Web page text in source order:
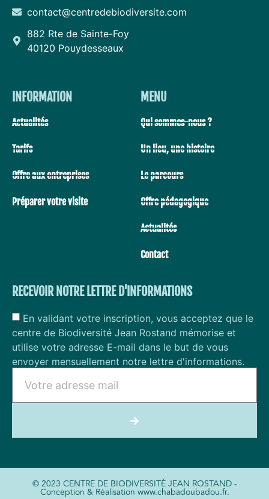
contact@centredebiodiversite.com
882 Rte de Sainte-Foy
40120 Pouydesseaux
INFORMATION
Actualités
Tarifs
Offre aux entreprises
Préparer votre visite
MENU
Qui sommes-nous ?
Un lieu, une histoire
Le parcours
Offre pédagogique
Actualités
Contact
RECEVOIR NOTRE LETTRE D'INFORMATIONS
En validant votre inscription, vous acceptez que le
centre de Biodiversité Jean Rostand mémorise et
utilise votre adresse E-mail dans le but de vous
envoyer mensuellement notre lettre d'informations.
© 2023 CENTRE DE BIODIVERSITÉ JEAN ROSTAND -
Conception & Réalisation www.chabadoubadou.fr.